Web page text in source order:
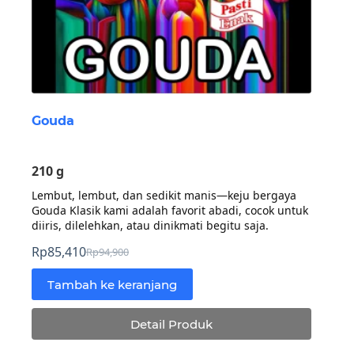
Gouda
210 g
Lembut, lembut, dan sedikit manis—keju bergaya
Gouda Klasik kami adalah favorit abadi, cocok untuk
diiris, dilelehkan, atau dinikmati begitu saja.
Rp94,900
Harga
aslinya
adalah:
Rp94,900.
Rp85,410Harga
saat
ini
adalah:
Rp85,410.
Tambah ke keranjang
Detail Produk